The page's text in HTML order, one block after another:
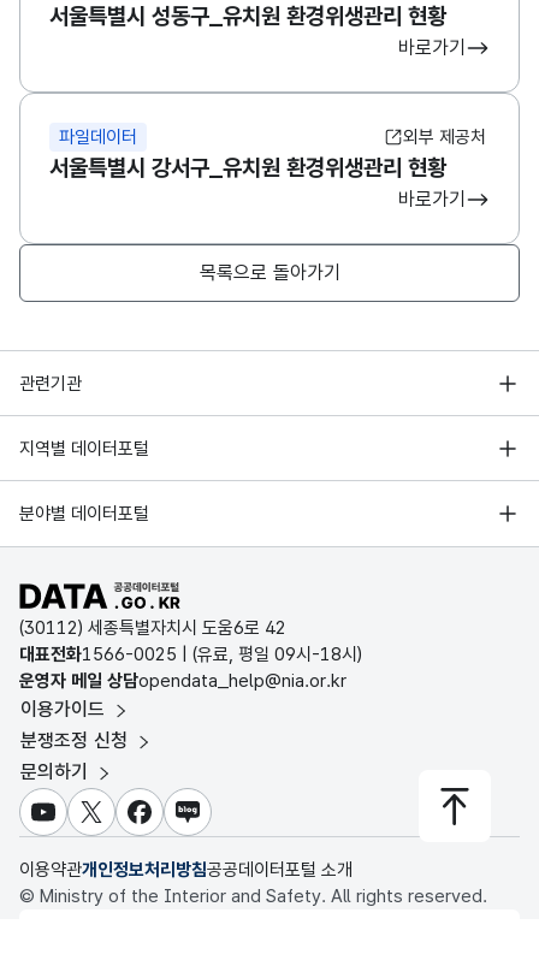
서울특별시 성동구_유치원 환경위생관리 현황
바로가기
파일데이터 외부 제공처
서울특별시 강서구_유치원 환경위생관리 현황
바로가기
목록으로 돌아가기
관련기관
행정안전부
한국지능정보사회진흥원
국가정보자원관리원
지역별 데이터포털
서울 열린데이터광장
경기데이터드림
D-데이터허브
인천데이터포털
울산광역시 데이터포털
전남광주통합특별시 빅데이터 플랫폼
대전광역시 데이터포털
세종특별자치시 데이터포털
충청북도 데이터허브
분야별 데이터포털
기상자료개방포털
국토교통부 공간정보오픈플랫폼
환경부 환경데이터포털
문화데이터광장
농림축산식품 공공데이터포털
보건의료빅데이터개방시스템
식품의약품안전처 데이터포털
교육통계서비스
공공데이터포털 바로가기
(30112) 세종특별자치시 도움6로 42
대표전화1566-0025 | (유료, 평일 09시-18시)
운영자 메일 상담opendata_help@nia.or.kr
이용가이드
분쟁조정 신청
문의하기
유튜브X 페이스북
블로그
이용약관개인정보처리방침공공데이터포털 소개
© Ministry of the Interior and Safety. All rights reserved.